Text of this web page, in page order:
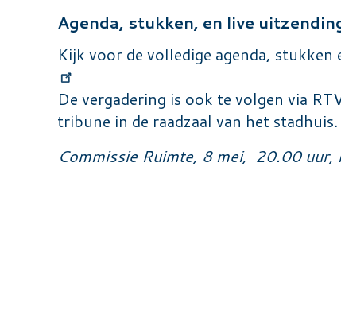
Agenda, stukken, en live
Kijk voor de volledige agenda, stukken
De vergadering is ook te volgen via
tribune in de raadzaal van het stadhuis.
Commissie Ruimte, 8 mei, 20.00 uur,